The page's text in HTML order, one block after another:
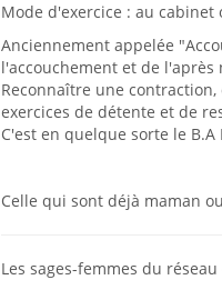
Mode d'exercice : au cabinet
Anciennement appelée
l'accouchement et de l'après
Reconnaître une
exercices de détente et de
C'est en quelque sorte le
Celle qui sont déjà maman
Les sages-femmes du